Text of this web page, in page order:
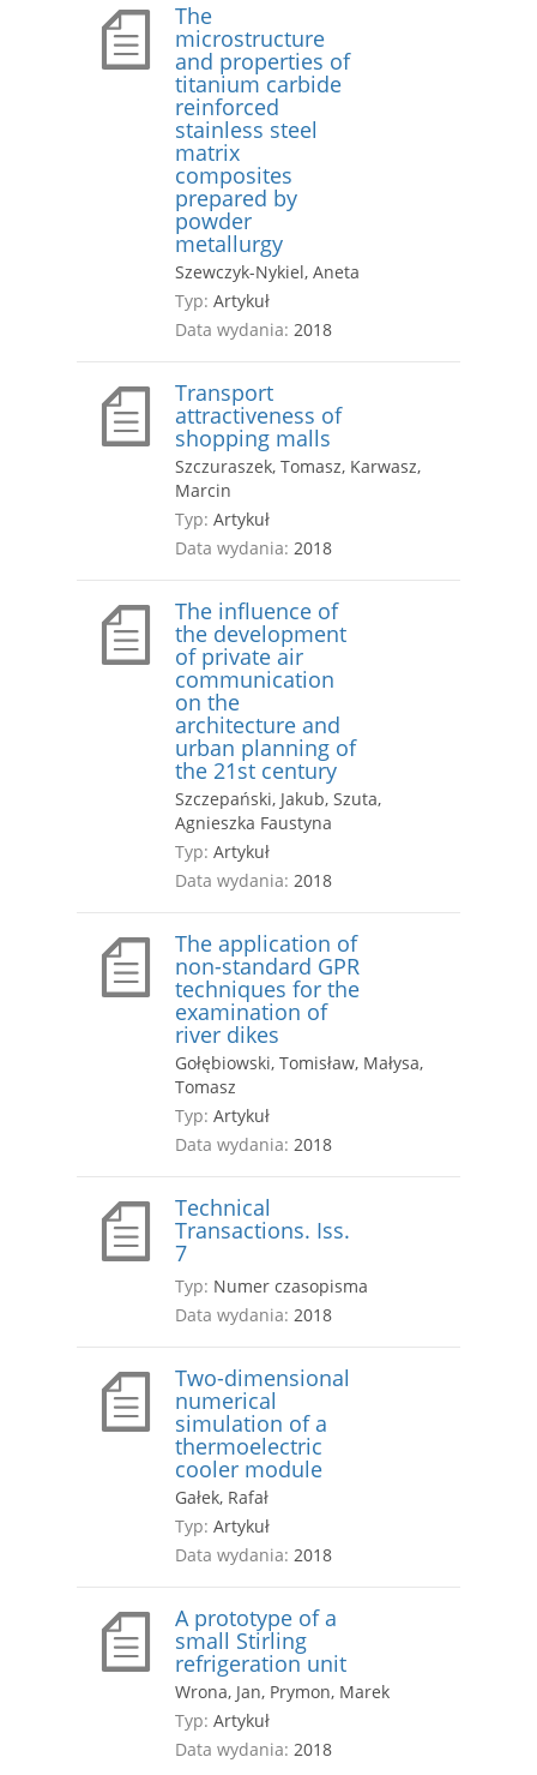
The
microstructure
and properties of
titanium carbide
reinforced
stainless steel
matrix
composites
prepared by
powder
metallurgy
Szewczyk-Nykiel, Aneta
Typ: Artykuł
Data wydania: 2018
Transport
attractiveness of
shopping malls
Szczuraszek, Tomasz, Karwasz,
Marcin
Typ: Artykuł
Data wydania: 2018
The influence of
the development
of private air
communication
on the
architecture and
urban planning of
the 21st century
Szczepański, Jakub, Szuta,
Agnieszka Faustyna
Typ: Artykuł
Data wydania: 2018
The application of
non-standard GPR
techniques for the
examination of
river dikes
Gołębiowski, Tomisław, Małysa,
Tomasz
Typ: Artykuł
Data wydania: 2018
Technical
Transactions. Iss.
7
Typ: Numer czasopisma
Data wydania: 2018
Two-dimensional
numerical
simulation of a
thermoelectric
cooler module
Gałek, Rafał
Typ: Artykuł
Data wydania: 2018
A prototype of a
small Stirling
refrigeration unit
Wrona, Jan, Prymon, Marek
Typ: Artykuł
Data wydania: 2018